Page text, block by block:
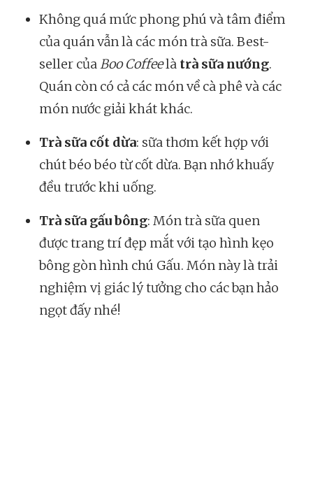
Không quá mức phong phú và tâm điểm
của quán vẫn là các món trà sữa. Best-
seller củaBoo Coffeelà trà sữa nướng.
Quán còn có cả các món về cà phê và các
món nước giải khát khác.
Trà sữa cốt dừa: sữa thơm kết hợp với
chút béo béo từ cốt dừa. Bạn nhớ khuấy
đều trước khi uống.
Trà sữa gấu bông: Món trà sữa quen
được trang trí đẹp mắt với tạo hình kẹo
bông gòn hình chú Gấu. Món này là trải
nghiệm vị giác lý tưởng cho các bạn hảo
ngọt đấy nhé!